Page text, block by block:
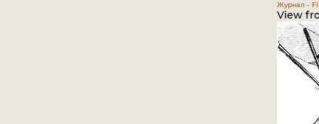
Журнал -
View